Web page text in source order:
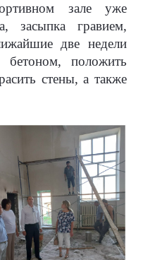
зале уже
засыпка гравием,
две недели
бетоном, положить
стены, а также